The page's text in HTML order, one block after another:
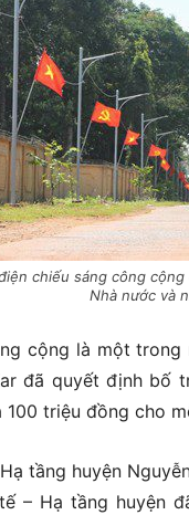
chiếu sáng công cộng
Nhà nước và
cộng là một
đã quyết định
triệu đồng cho
tầng huyện
– Hạ tầng huyện